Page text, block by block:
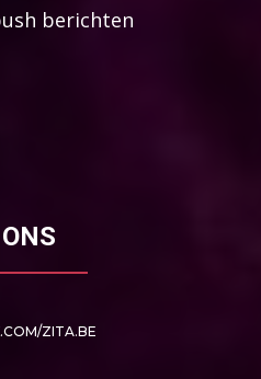
berichten
ZITA.BE